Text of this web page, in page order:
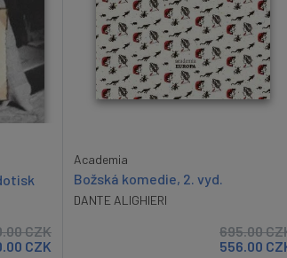
CZK
CZK
Academia
Božská komedie, 2. vyd.
DANTE ALIGHIERI
695.00
556.00